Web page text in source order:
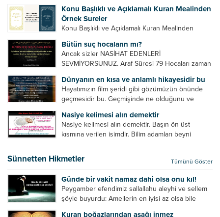
cariyelerinizi dünya hayatının menfaatini elde
etmek için fuhuş yapmaya zorlamayın. Her...
Konu Başlıklı ve Açıklamalı Kuran Mealinden
Örnek Sureler
Konu Başlıklı ve Açıklamalı Kuran Mealinden
Bütün suç hocaların mı?
Ancak sizler NASİHAT EDENLERİ
SEVMİYORSUNUZ. Araf Sûresi 79 Hocaları zaman
geliştirmeleri hususunda bazen açık bazen gizli
tenkitlerde bulunmuşuzdur. Örneğin hocalarda
olması gereken hususları sıralar ve...
Dünyanın en kısa ve anlamlı hikayesidir bu
Hayatımızın film şeridi gibi gözümüzün önünde
geçmesidir bu. Geçmişinde ne olduğunu ve
âyetlere baksın. Hayatı özetler misin sorusuna
verilebilecek en kısa ve bir o...
Nasiye kelimesi alın demektir
Nasiye kelimesi alın demektir. Başın ön üst
kısmına verilen isimdir. Bilim adamları beyni
Beynin ön kısmında bulunan bölüme ön bellek
denir. Bu kısım insan vücudunda...
Sünnetten Hikmetler Tümünü Göster
Günde bir vakit namaz dahi olsa onu kıl!
Peygamber efendimiz sallallahu aleyhi ve sellem
şöyle buyurdu: Amellerin en iyisi az olsa bile
Kuran boğazlarından aşağı inmez